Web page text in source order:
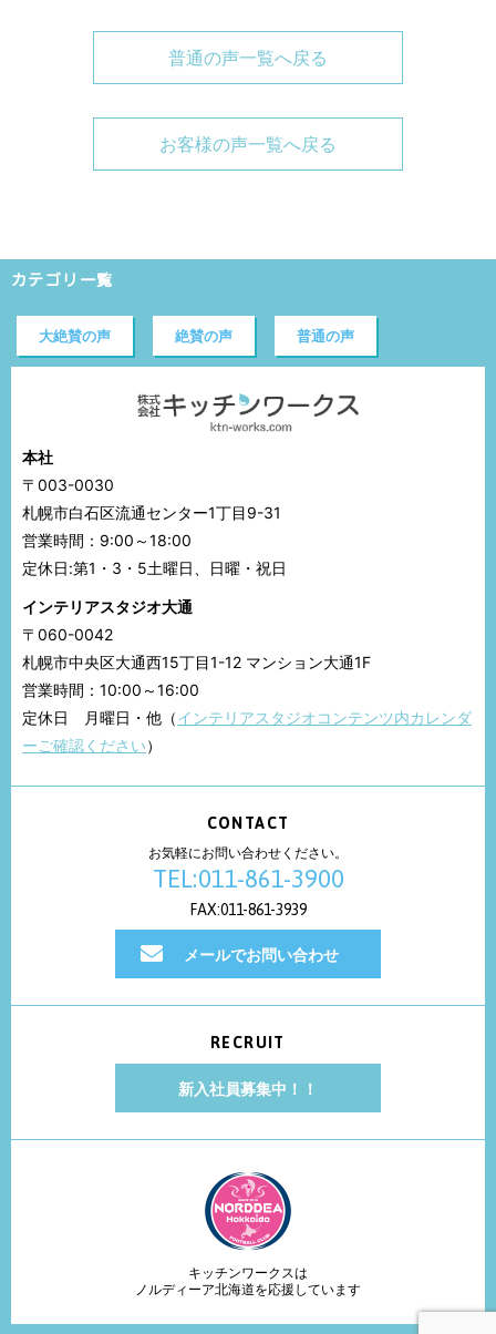
普通の声一覧へ戻る
お客様の声一覧へ戻る
カテゴリ一覧
大絶賛の声 絶賛の声 普通の声
本社
〒003-0030
札幌市白石区流通センター1丁目9-31
営業時間：9:00～18:00
定休日:第1・3・5土曜日、日曜・祝日
インテリアスタジオ大通
〒060-0042
札幌市中央区大通西15丁目1-12 マンション大通1F
営業時間：10:00～16:00
定休日 月曜日・他（インテリアスタジオコンテンツ内カレンダ
ーご確認ください）
CONTACT
お気軽にお問い合わせください。
TEL:011-861-3900
FAX:011-861-3939
メールでお問い合わせ
RECRUIT
新入社員募集中！！
キッチンワークスは
ノルディーア北海道を応援しています